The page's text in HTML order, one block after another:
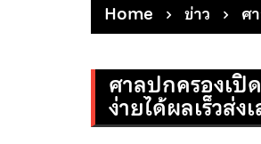
Home ข่าว ศ
ศาลปกครองเปิ
ง่ายได้ผลเร็วส่